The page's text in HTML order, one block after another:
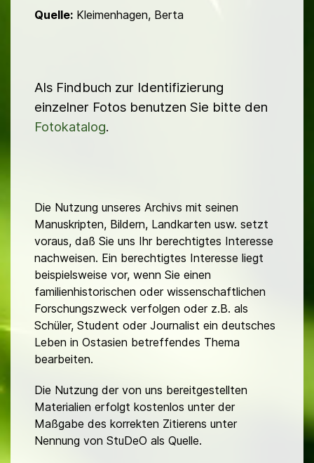
Quelle: Kleimenhagen, Berta
Als Findbuch zur Identifizierung
einzelner Fotos benutzen Sie bitte den
Fotokatalog.
Die Nutzung unseres Archivs mit seinen
Manuskripten, Bildern, Landkarten usw. setzt
voraus, daß Sie uns Ihr berechtigtes Interesse
nachweisen. Ein berechtigtes Interesse liegt
beispielsweise vor, wenn Sie einen
familienhistorischen oder wissenschaftlichen
Forschungszweck verfolgen oder z.B. als
Schüler, Student oder Journalist ein deutsches
Leben in Ostasien betreffendes Thema
bearbeiten.
Die Nutzung der von uns bereitgestellten
Materialien erfolgt kostenlos unter der
Maßgabe des korrekten Zitierens unter
Nennung von StuDeO als Quelle.